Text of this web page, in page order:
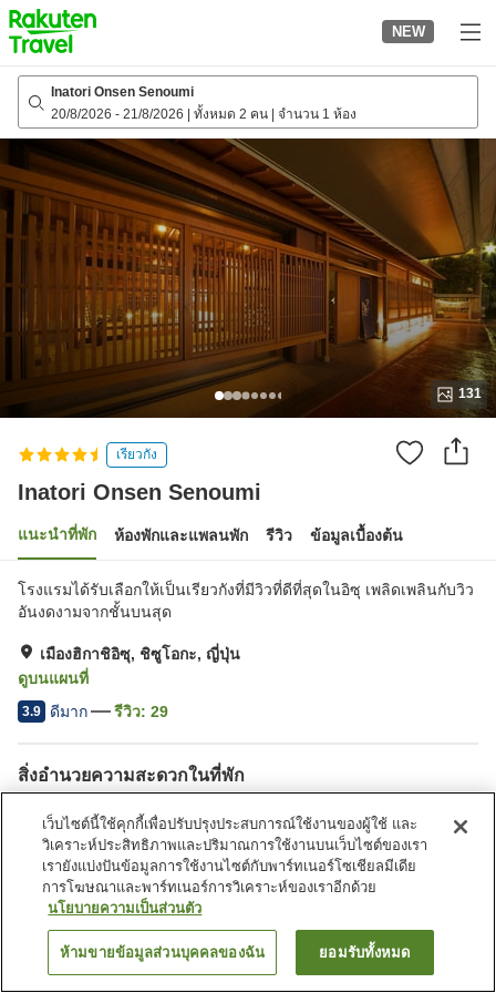
to
top
page
NEW
Inatori Onsen Senoumi
20/8/2026 - 21/8/2026 ทั้งหมด 2 คน จำนวน 1 ห้อง
131
เรียวกัง
Inatori Onsen Senoumi
แนะนำที่พัก ห้องพักและแพลนพัก รีวิว ข้อมูลเบื้องต้น
โรงแรมได้รับเลือกให้เป็นเรียวกังที่มีวิวที่ดีที่สุดในอิซุ เพลิดเพลินกับวิว
อันงดงามจากชั้นบนสุด
เมืองฮิกาชิอิซุ, ชิซูโอกะ, ญี่ปุ่น
ดูบนแผนที่
3.9 ดีมาก รีวิว: 29
สิ่งอำนวยความสะดวกในที่พัก
เลานจ์
ห้องจัดเลี้ยง
หน้าแรก ญี่ปุ่น ชิซูโอกะ เมืองฮิกาชิอิซุ Inatori Onsen Senoumi
ค้นหาห้องพัก
เว็บไซต์นี้ใช้คุกกี้เพื่อปรับปรุงประสบการณ์ใช้งานของผู้ใช้ และ
วิเคราะห์ประสิทธิภาพและปริมาณการใช้งานบนเว็บไซต์ของเรา
เรายังแบ่งปันข้อมูลการใช้งานไซต์กับพาร์ทเนอร์โซเชียลมีเดีย
การโฆษณาและพาร์ทเนอร์การวิเคราะห์ของเราอีกด้วย
นโยบายความเป็นส่วนตัว
ห้ามขายข้อมูลส่วนบุคคลของฉัน ยอมรับทั้งหมด